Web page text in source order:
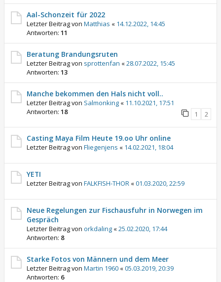
Aal-Schonzeit für 2022
Letzter Beitrag von Matthias « 14.12.2022, 14:45
Antworten: 11
Beratung Brandungsruten
Letzter Beitrag von sprottenfan «28.07.2022, 15:45
Antworten: 13
Manche bekommen den Hals nicht voll..
Letzter Beitrag von Salmonking « 11.10.2021, 17:51
Antworten: 18 1 2
Casting Maya Film Heute 19.oo Uhr online
Letzter Beitrag von Fliegenjens « 14.02.2021, 18:04
YETI
Letzter Beitrag von FALKFISH-THOR «01.03.2020, 22:59
Neue Regelungen zur Fischausfuhr in Norwegen im
Gespräch
Letzter Beitrag von orkdaling «25.02.2020, 17:44
Antworten: 8
Starke Fotos von Männern und dem Meer
Letzter Beitrag von Martin 1960 «05.03.2019, 20:39
Antworten: 6